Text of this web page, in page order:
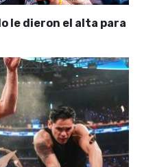
le dieron el alta para